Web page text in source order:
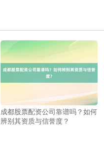
成都股票配资公司靠谱吗？如何
辨别其资质与信誉度？